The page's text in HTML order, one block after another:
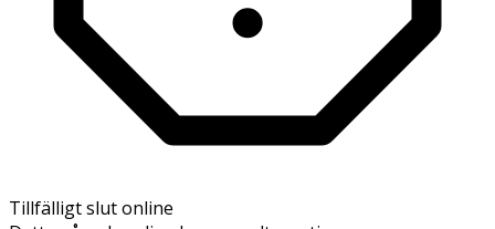
Tillfälligt slut online